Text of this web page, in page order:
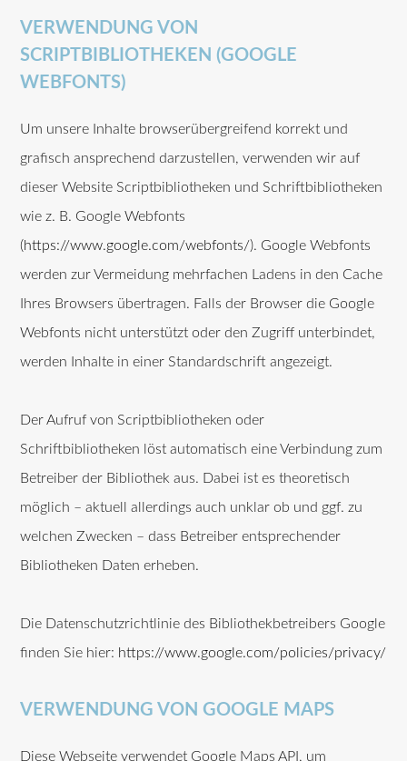
VERWENDUNG VON
SCRIPTBIBLIOTHEKEN (GOOGLE
WEBFONTS)
Um unsere Inhalte browserübergreifend korrekt und
grafisch ansprechend darzustellen, verwenden wir auf
dieser Website Scriptbibliotheken und Schriftbibliotheken
wie z. B. Google Webfonts
(https://www.google.com/webfonts/). Google Webfonts
werden zur Vermeidung mehrfachen Ladens in den Cache
Ihres Browsers übertragen. Falls der Browser die Google
Webfonts nicht unterstützt oder den Zugriff unterbindet,
werden Inhalte in einer Standardschrift angezeigt.
Der Aufruf von Scriptbibliotheken oder
Schriftbibliotheken löst automatisch eine Verbindung zum
Betreiber der Bibliothek aus. Dabei ist es theoretisch
möglich – aktuell allerdings auch unklar ob und ggf. zu
welchen Zwecken – dass Betreiber entsprechender
Bibliotheken Daten erheben.
Die Datenschutzrichtlinie des Bibliothekbetreibers Google
finden Sie hier: https://www.google.com/policies/privacy/
VERWENDUNG VON GOOGLE MAPS
Diese Webseite verwendet Google Maps API, um